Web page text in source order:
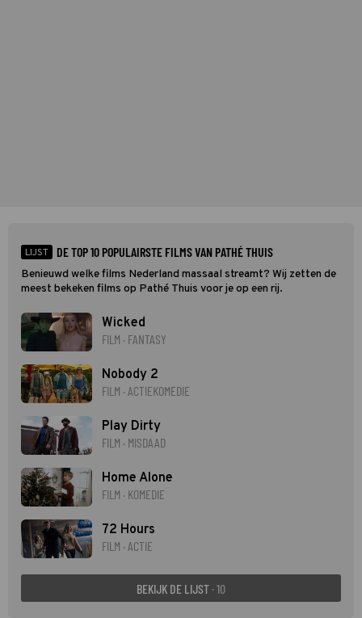
LIJST DE TOP 10 POPULAIRSTE FILMS VAN PATHÉ THUIS
Benieuwd welke films Nederland massaal streamt? Wij zetten de
meest bekeken films op Pathé Thuis voor je op een rij.
Wicked
FILM · FANTASY
Nobody 2
FILM · ACTIEKOMEDIE
Play Dirty
FILM · MISDAAD
Home Alone
FILM · KOMEDIE
72 Hours
FILM · ACTIE
BEKIJK DE LIJST · 10